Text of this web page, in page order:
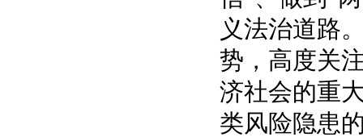
义法治道路
势，高度关
济社会的重
类风险隐患